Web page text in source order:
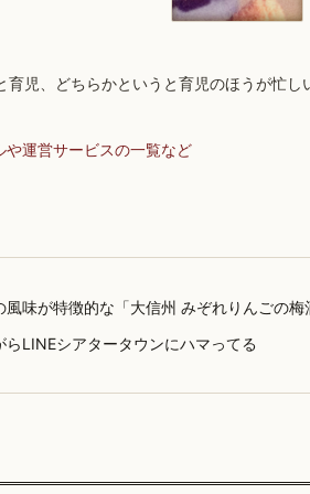
育児、どちらかというと育児のほうが忙し
や運営サービスの一覧など
風味が特徴的な「大信州 みぞれりんごの梅
らLINEシアタータウンにハマってる